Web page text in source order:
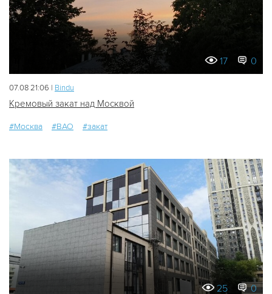
17 0
07.08 21:06 | Bindu
Кремовый закат над Москвой
#Москва #ВАО #закат
25 0